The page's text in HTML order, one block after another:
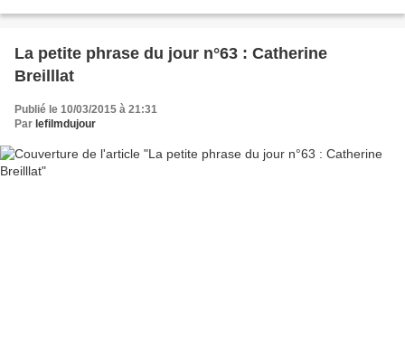
La petite phrase du jour n°63 : Catherine
Breilllat
Publié le 10/03/2015 à 21:31
Par lefilmdujour